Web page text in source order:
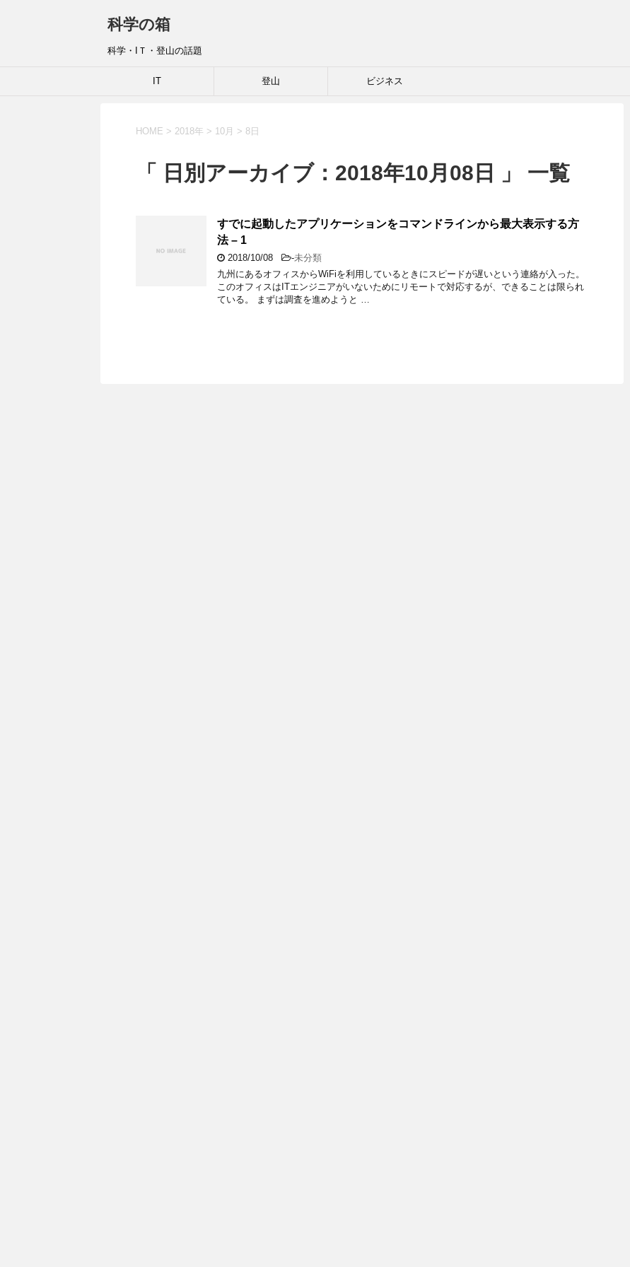
科学の箱
科学・IＴ・登山の話題
IT 登山 ビジネス
HOME > 2018年 > 10月 > 8日
「 日別アーカイブ：2018年10月08日 」 一覧
すでに起動したアプリケーションをコマンドラインから最大表示する方
法 – 1
2018/10/08 -未分類
九州にあるオフィスからWiFiを利用しているときにスピードが遅いという連絡が入った。
このオフィスはITエンジニアがいないためにリモートで対応するが、できることは限られ
ている。 まずは調査を進めようと …